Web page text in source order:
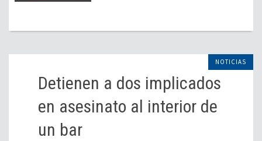
NOTICIAS
Detienen a dos implicados
en asesinato al interior de
un bar